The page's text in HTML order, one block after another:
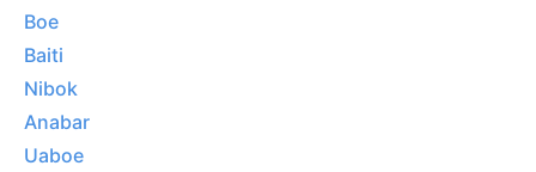
Boe
Baiti
Nibok
Anabar
Uaboe